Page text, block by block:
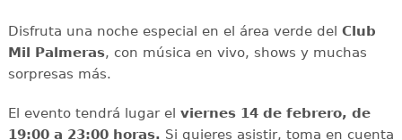
Disfruta una noche especial en el área verde del Club
Mil Palmeras, con música en vivo, shows y muchas
sorpresas más.
El evento tendrá lugar el viernes 14 de febrero, de
19:00 a 23:00 horas. Si quieres asistir, toma en cuenta